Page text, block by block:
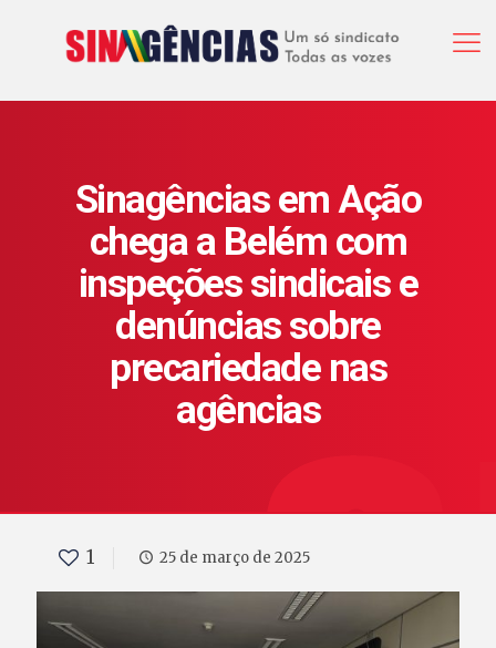
Sinagências em Ação
chega a Belém com
inspeções sindicais e
denúncias sobre
precariedade nas
agências
1 25 de março de 2025